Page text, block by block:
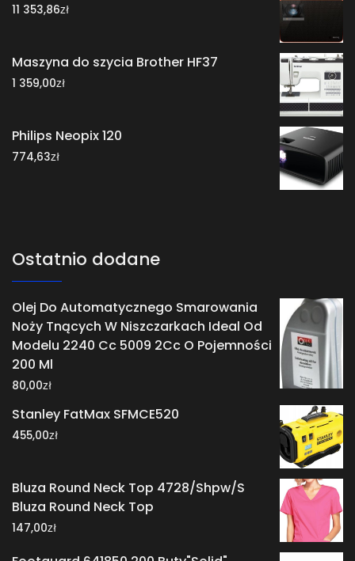
11 353,86zł
Maszyna do szycia Brother HF37
1 359,00zł
Philips Neopix 120
774,63zł
Ostatnio dodane
Olej Do Automatycznego Smarowania
Noży Tnących W Niszczarkach Ideal Od
Modelu 2240 Cc 5009 2Cc O Pojemności
200 Ml
80,00zł
Stanley FatMax SFMCE520
455,00zł
Bluza Round Neck Top 4728/Shpw/S
Bluza Round Neck Top
147,00zł